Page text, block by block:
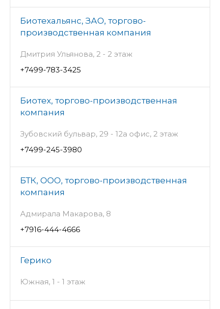
Биотехальянс, ЗАО, торгово-
производственная компания
Дмитрия Ульянова, 2 - 2 этаж
+7499-783-3425
Биотех, торгово-производственная
компания
Зубовский бульвар, 29 - 12а офис, 2 этаж
+7499-245-3980
БТК, ООО, торгово-производственная
компания
Адмирала Макарова, 8
+7916-444-4666
Герико
Южная, 1 - 1 этаж